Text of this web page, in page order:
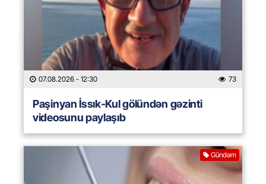
07.08.2026 - 12:30 73
Paşinyan İssık-Kul gölündən gəzinti
videosunu paylaşıb
Gündəm